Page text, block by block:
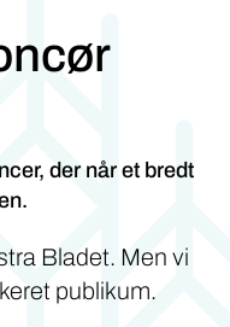
der når et bredt
Bladet. Men vi
publikum.